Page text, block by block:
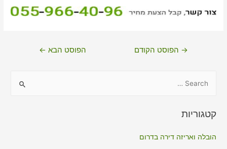
ניווט→ הפוסט הקודם הפוסט הבא ←
r
קטגוריות
הובלה ואריזה דירה בדרום